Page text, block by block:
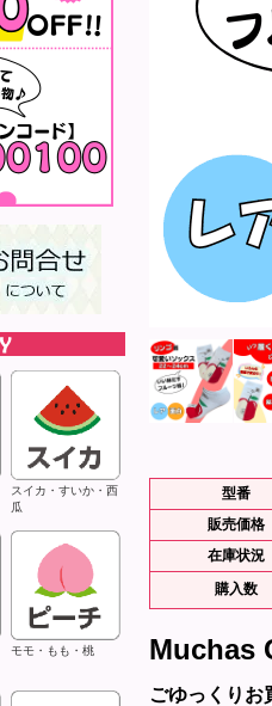
スイカ・すいか・西
瓜
モモ・もも・桃
型番
販売価格
在庫状況
購入数
Muchas
ごゆっくりお